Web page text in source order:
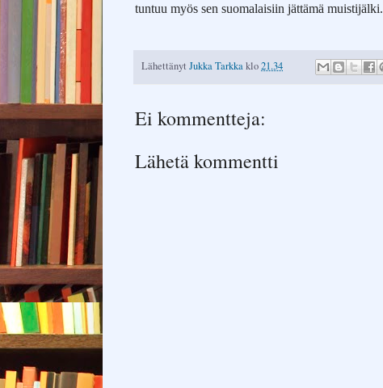
tuntuu myös sen suomalaisiin jättämä muistijälki.
Lähettänyt Jukka Tarkkaklo21.34
Ei kommentteja:
Lähetä kommentti